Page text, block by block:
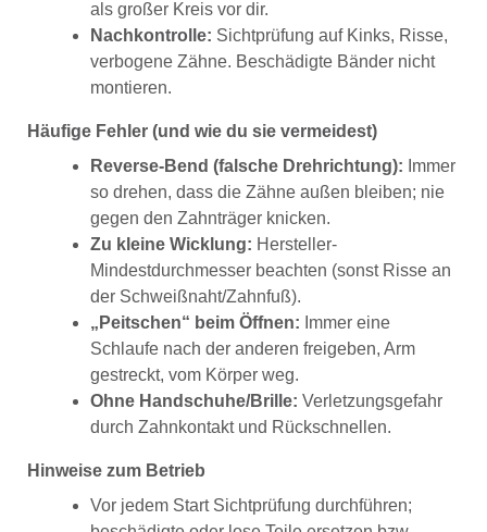
als großer Kreis vor dir.
Nachkontrolle: Sichtprüfung auf Kinks, Risse,
verbogene Zähne. Beschädigte Bänder nicht
montieren.
Häufige Fehler (und wie du sie vermeidest)
Reverse-Bend (falsche Drehrichtung): Immer
so drehen, dass die Zähne außen bleiben; nie
gegen den Zahnträger knicken.
Zu kleine Wicklung: Hersteller-
Mindestdurchmesser beachten (sonst Risse an
der Schweißnaht/Zahnfuß).
„Peitschen“ beim Öffnen: Immer eine
Schlaufe nach der anderen freigeben, Arm
gestreckt, vom Körper weg.
Ohne Handschuhe/Brille: Verletzungsgefahr
durch Zahnkontakt und Rückschnellen.
Hinweise zum Betrieb
Vor jedem Start Sichtprüfung durchführen;